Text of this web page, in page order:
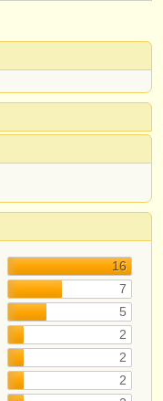
16
7
5
2
2
2